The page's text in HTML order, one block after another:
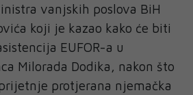
vanjskih poslova BiH
koji je kazao kako će biti
EUFOR-a u
Milorada Dodika, nakon što
protjerana njemačka